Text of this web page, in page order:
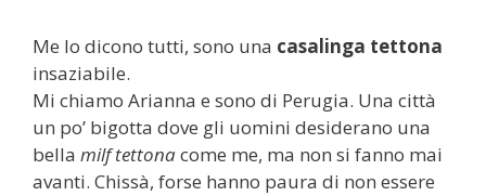
Me lo dicono tutti, sono una casalinga tettona
insaziabile.
Mi chiamo Arianna e sono di Perugia. Una città
un po’ bigotta dove gli uomini desiderano una
bella milf tettonacome me, ma non si fanno mai
avanti. Chissà, forse hanno paura di non essere